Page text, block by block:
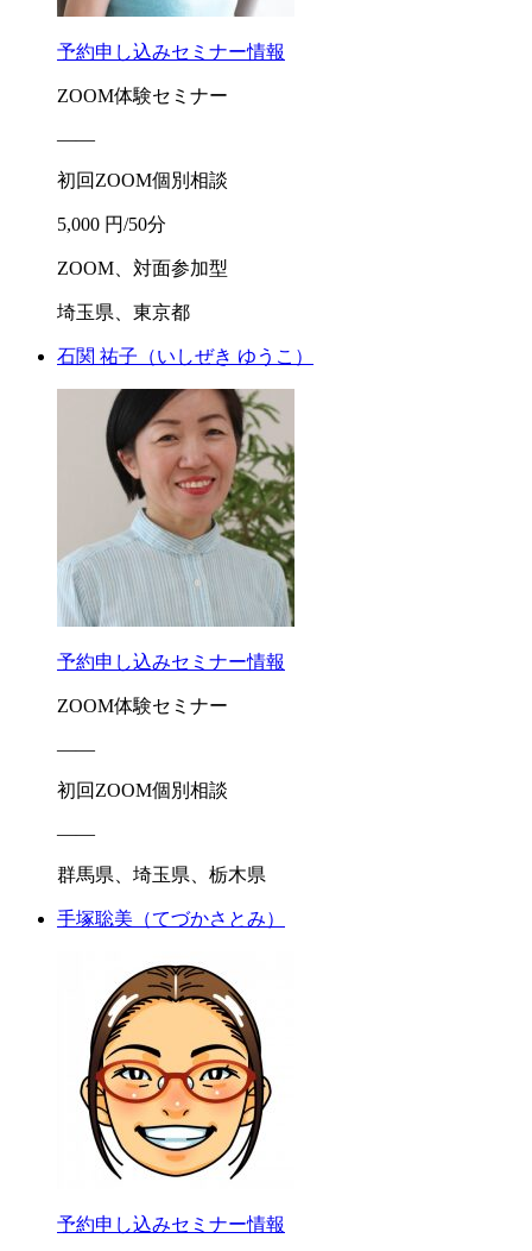
予約申し込みセミナー情報
ZOOM体験セミナー
――
初回ZOOM個別相談
5,000 円/50分
ZOOM、対面参加型
埼玉県、東京都
石関 祐子 （いしぜき ゆうこ）
予約申し込みセミナー情報
ZOOM体験セミナー
――
初回ZOOM個別相談
――
群馬県、埼玉県、栃木県
手塚聡美 （てづかさとみ）
予約申し込みセミナー情報